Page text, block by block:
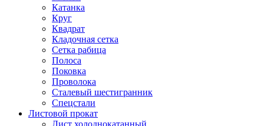
Катанка
Круг
Квадрат
Кладочная сетка
Сетка рабица
Полоса
Поковка
Проволока
Сталевый шестигранник
Спецстали
Листовой прокат
Лист холоднокатанный